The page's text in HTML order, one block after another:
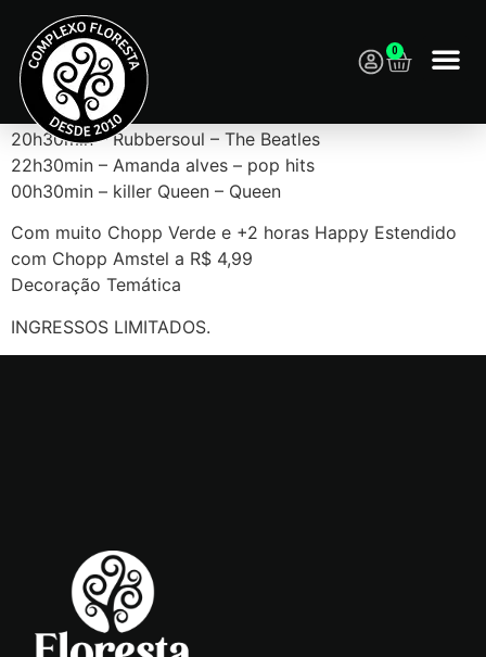
0
19h – Skyline – A-HA
20h30min – Rubbersoul – The Beatles
22h30min – Amanda alves – pop hits
00h30min – killer Queen – Queen
Com muito Chopp Verde e +2 horas Happy Estendido
com Chopp Amstel a R$ 4,99
Decoração Temática
INGRESSOS LIMITADOS.